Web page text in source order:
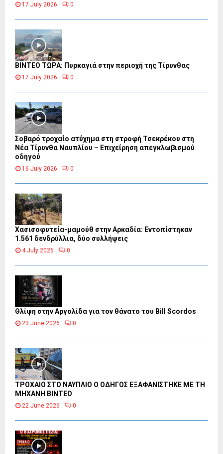
17 July 2026 0
ΒΙΝΤΕΟ ΤΩΡΑ: Πυρκαγιά στην περιοχή της Τίρυνθας
17 July 2026 0
Σοβαρό τροχαίο ατύχημα στη στροφή Τσεκρέκου στη
Νέα Τίρυνθα Ναυπλίου – Επιχείρηση απεγκλωβισμού
οδηγού
16 July 2026 0
Χασισοφυτεία-μαμούθ στην Αρκαδία: Εντοπίστηκαν
1.561 δενδρύλλια, δύο συλλήψεις
4 July 2026 0
Θλίψη στην Αργολίδα για τον θάνατο του Bill Scordos
23 June 2026 0
ΤΡΟΧΑΙΟ ΣΤΟ ΝΑΥΠΛΙΟ Ο ΟΔΗΓΟΣ ΕΞΑΦΑΝΙΣΤΗΚΕ ΜΕ ΤΗ
ΜΗΧΑΝΗ ΒΙΝΤΕΟ
22 June 2026 0